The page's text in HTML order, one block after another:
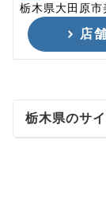
栃木県大田原
店
栃木県のサ